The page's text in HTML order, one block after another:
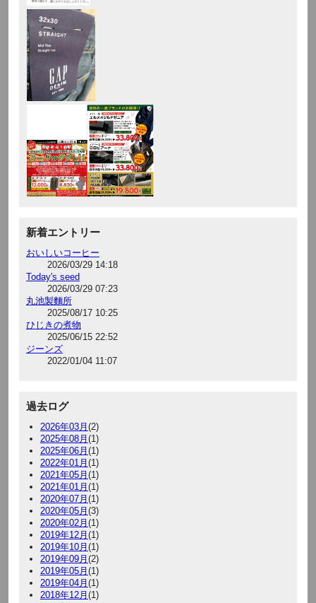
新着エントリー
おいしいコーヒー
2026/03/29 14:18
Today's seed
2026/03/29 07:23
丸池製麵所
2025/08/17 10:25
ひじきの煮物
2025/06/15 22:52
ジーンズ
2022/01/04 11:07
過去ログ
2026年03月(2)
2025年08月(1)
2025年06月(1)
2022年01月(1)
2021年05月(1)
2021年01月(1)
2020年07月(1)
2020年05月(3)
2020年02月(1)
2019年12月(1)
2019年10月(1)
2019年09月(2)
2019年05月(1)
2019年04月(1)
2018年12月(1)